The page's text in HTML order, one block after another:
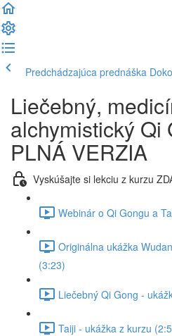
Predchádzajúca prednáška
Liečebný,
alchymistický Qi
PLNÁ VERZIA
Vyskúšajte si lekciu z kurzu
Webinár o Qi Gongu a
Originálna ukážka
(3:23)
Liečebný Qi Gong -
Taiji - ukážka z kurzu